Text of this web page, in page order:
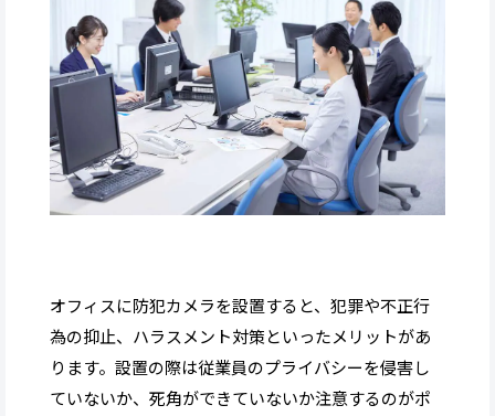
オフィスに防犯カメラを設置すると、犯罪や不正行
為の抑止、ハラスメント対策といったメリットがあ
ります。設置の際は従業員のプライバシーを侵害し
ていないか、死角ができていないか注意するのがポ